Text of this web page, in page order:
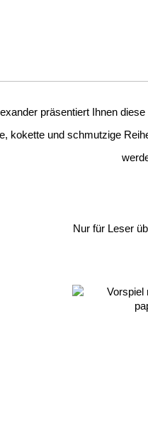
präsentiert Ihnen
kokette und schmutzige
Nur für Leser